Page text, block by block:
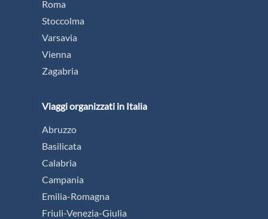
Roma
Stoccolma
Varsavia
Vienna
Zagabria
Viaggi organizzati in Italia
Abruzzo
Basilicata
Calabria
Campania
Emilia-Romagna
Friuli-Venezia-Giulia